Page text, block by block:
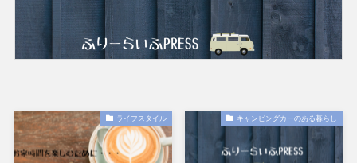
ライフスタイル キャンピングカーのある暮らし